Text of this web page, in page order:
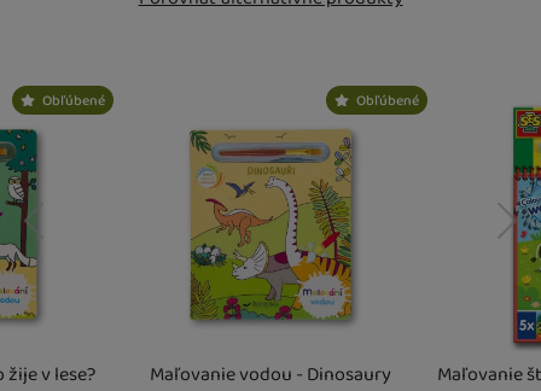
predchádzajúci
Obľúbené
Maľovanie vodou - Dinosaury Maľovanie
Obľúbené
v lese?